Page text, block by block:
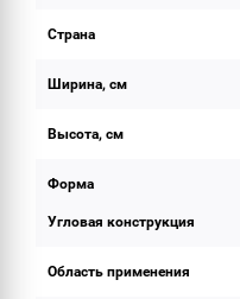
Страна
Ширина, см
Высота, см
Форма
Угловая конструкция
Область применения